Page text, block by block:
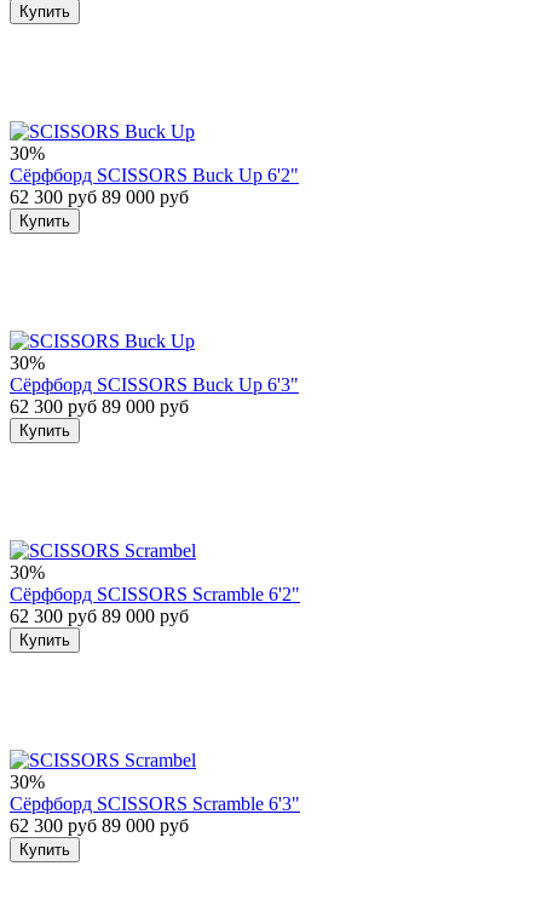
Купить
30%
Сёрфборд SCISSORS Buck Up 6'2"
62 300 руб 89 000 руб
Купить
30%
Сёрфборд SCISSORS Buck Up 6'3"
62 300 руб 89 000 руб
Купить
30%
Сёрфборд SCISSORS Scramble 6'2"
62 300 руб 89 000 руб
Купить
30%
Сёрфборд SCISSORS Scramble 6'3"
62 300 руб 89 000 руб
Купить